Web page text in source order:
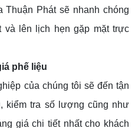
Thuận Phát sẽ nhanh chóng
và lên lịch hẹn gặp mặt trực
phế liệu
của chúng tôi sẽ đến tận
kiểm tra số lượng cũng như
giá chi tiết nhất cho khách